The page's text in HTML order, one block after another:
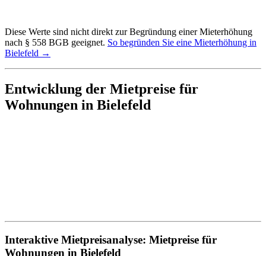
Diese Werte sind nicht direkt zur Begründung einer Mieterhöhung
nach § 558 BGB geeignet. So begründen Sie eine Mieterhöhung in
Bielefeld →
Entwicklung der Mietpreise für
Wohnungen in Bielefeld
Interaktive Mietpreisanalyse: Mietpreise für
Wohnungen in Bielefeld